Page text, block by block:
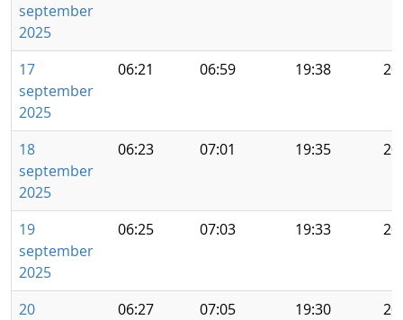
september
2025
17
september
2025
06:21 06:59 19:38
18
september
2025
06:23 07:01 19:35
19
september
2025
06:25 07:03 19:33
20
06:27 07:05 19:30